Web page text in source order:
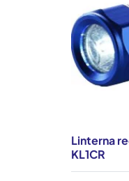
Linterna
KL1CR